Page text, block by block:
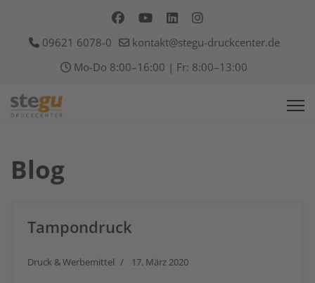
09621 6078-0
kontakt@stegu-druckcenter.de
Mo-Do 8:00–16:00 | Fr: 8:00–13:00
Blog
Tampondruck
Druck & Werbemittel 17. März 2020